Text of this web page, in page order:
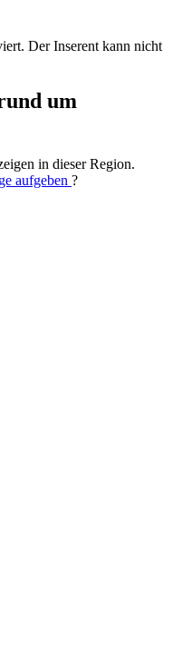
Der Inserent kann nicht
um
in dieser Region.
aufgeben ?